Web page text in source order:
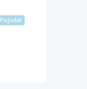
Popular